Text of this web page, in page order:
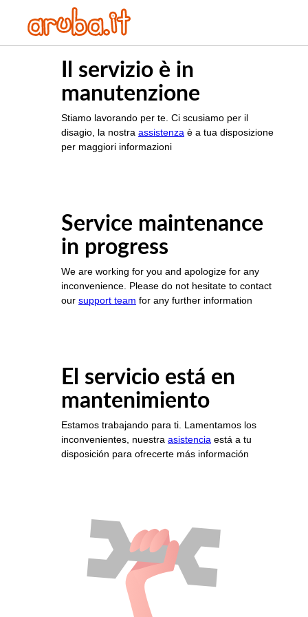
Il servizio è in
manutenzione
Stiamo lavorando per te. Ci scusiamo per il
disagio, la nostra assistenza è a tua disposizione
per maggiori informazioni
Service maintenance
in progress
We are working for you and apologize for any
inconvenience. Please do not hesitate to contact
our support team for any further information
El servicio está en
mantenimiento
Estamos trabajando para ti. Lamentamos los
inconvenientes, nuestra asistencia está a tu
disposición para ofrecerte más información